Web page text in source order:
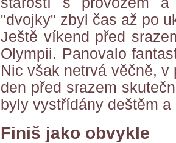
"dvojky" zbyl čas až po
Ještě víkend před
Olympii. Panovalo
Nic však netrvá věčně,
den před srazem
byly vystřídány deštěm
Finiš jako obvykle